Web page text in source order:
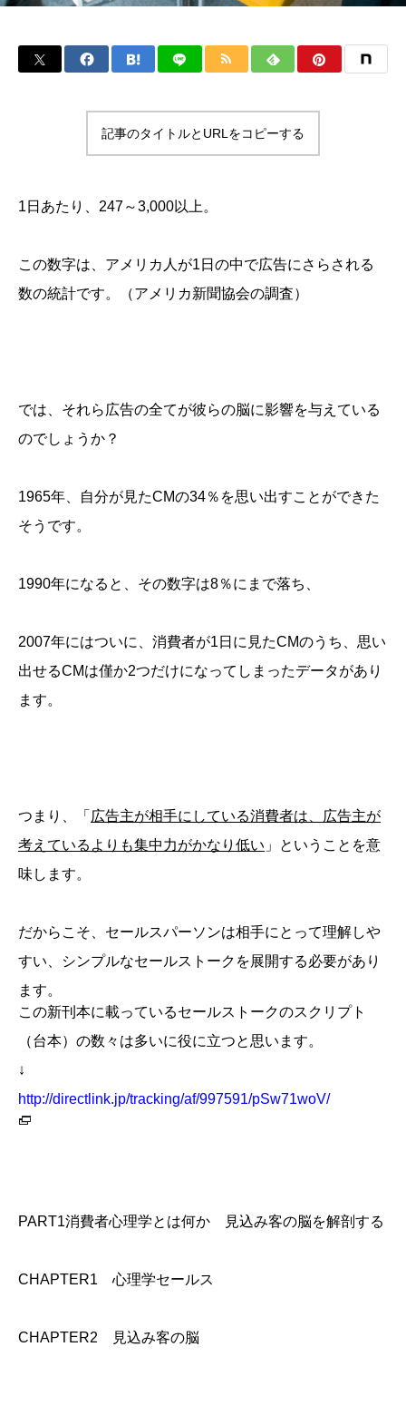
記事のタイトルとURLをコピーする
1日あたり、247～3,000以上。
この数字は、アメリカ人が1日の中で広告にさらされる
数の統計です。（アメリカ新聞協会の調査）
では、それら広告の全てが彼らの脳に影響を与えている
のでしょうか？
1965年、自分が見たCMの34％を思い出すことができた
そうです。
1990年になると、その数字は8％にまで落ち、
2007年にはついに、消費者が1日に見たCMのうち、思い
出せるCMは僅か2つだけになってしまったデータがあり
ます。
つまり、「 広告主が相手にしている消費者は、広告主が
考えているよりも集中力がかなり低い 」ということを意
味します。
だからこそ、セールスパーソンは相手にとって理解しや
すい、シンプルなセールストークを展開する必要があり
ます。
この新刊本に載っているセールストークのスクリプト
（台本）の数々は多いに役に立つと思います。
↓
http://directlink.jp/tracking/af/997591/pSw71woV/
PART1消費者心理学とは何か 見込み客の脳を解剖する
CHAPTER1 心理学セールス
CHAPTER2 見込み客の脳